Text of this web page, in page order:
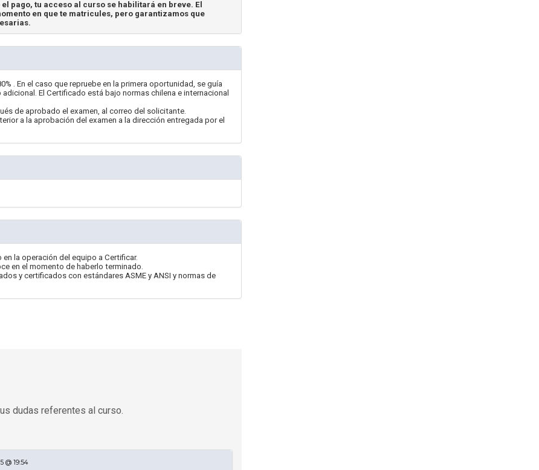
pago, tu acceso al curso se habilitará en breve. El
en que te matricules, pero garantizamos que
. En el caso que repruebe en la primera oportunidad, se guía
El Certificado está bajo normas chilena e internacional
de aprobado el examen, al correo del solicitante.
a la aprobación del examen a la dirección entregada por el
la operación del equipo a Certificar.
en el momento de haberlo terminado.
y certificados con estándares ASME y ANSI y normas de
dudas referentes al curso.
@ 19:54